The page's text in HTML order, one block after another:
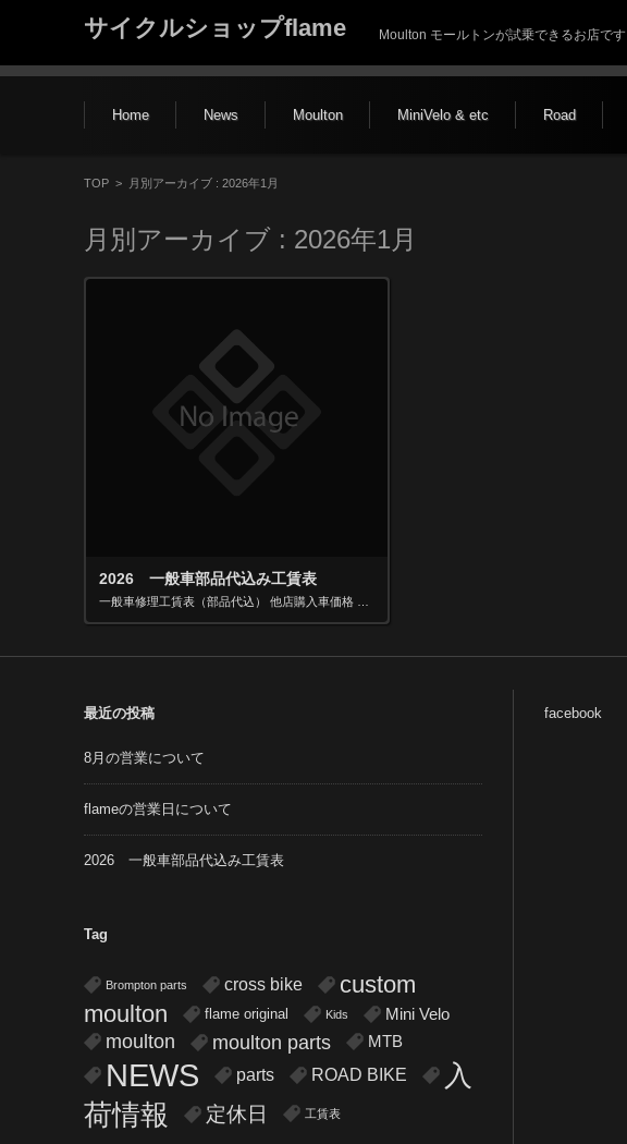
サイクルショップflame Moulton モールトンが試乗できるお店です
コンテンツに移動
Home News Moulton MiniVelo & etc Road
TOP > 月別アーカイブ : 2026年1月
月別アーカイブ : 2026年1月
2026 一般車部品代込み工賃表
最近の投稿
8月の営業について
flameの営業日について
2026 一般車部品代込み工賃表
Tag
Brompton parts cross bike
custom
moulton
flame original Kids Mini Velo
moulton moulton parts MTB
NEWS parts ROAD BIKE
入
荷情報
定休日 工賃表
facebook